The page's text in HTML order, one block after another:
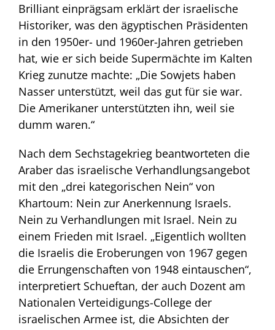
Brilliant einprägsam erklärt der israelische
Historiker, was den ägyptischen Präsidenten
in den 1950er- und 1960er-Jahren getrieben
hat, wie er sich beide Supermächte im Kalten
Krieg zunutze machte: „Die Sowjets haben
Nasser unterstützt, weil das gut für sie war.
Die Amerikaner unterstützten ihn, weil sie
dumm waren.“
Nach dem Sechstagekrieg beantworteten die
Araber das israelische Verhandlungsangebot
mit den „drei kategorischen Nein“ von
Khartoum: Nein zur Anerkennung Israels.
Nein zu Verhandlungen mit Israel. Nein zu
einem Frieden mit Israel. „Eigentlich wollten
die Israelis die Eroberungen von 1967 gegen
die Errungenschaften von 1948 eintauschen“,
interpretiert Schueftan, der auch Dozent am
Nationalen Verteidigungs-College der
israelischen Armee ist, die Absichten der